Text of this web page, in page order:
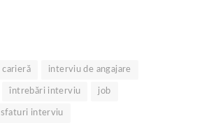
carieră interviu de angajare
întrebări interviu job
sfaturi interviu